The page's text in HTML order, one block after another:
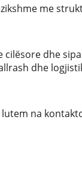
me
dhe
dhe
na